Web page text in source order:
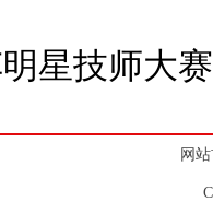
星技师大
网